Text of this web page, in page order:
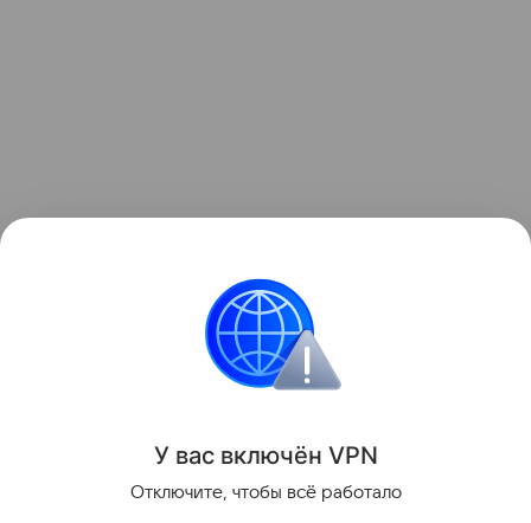
Поделиться
У вас включён VPN
Отключите, чтобы всё работало